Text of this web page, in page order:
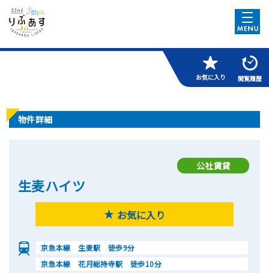
お気に入り 閲覧履歴
物件詳細
公社賃貸
生麦ハイツ
お気に入り
京急本線 生麦駅 徒歩9分
京急本線 花月総持寺駅 徒歩10分